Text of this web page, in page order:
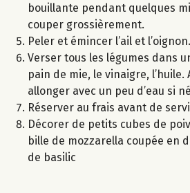
bouillante pendant quelques
couper grossièrement.
Peler et émincer l’ail et l’oignon.
Verser tous les légumes dans
pain de mie, le vinaigre, l’huile.
allonger avec un peu d’eau si
Réserver au frais avant de
Décorer de petits cubes de
bille de mozzarella coupée en
de basilic